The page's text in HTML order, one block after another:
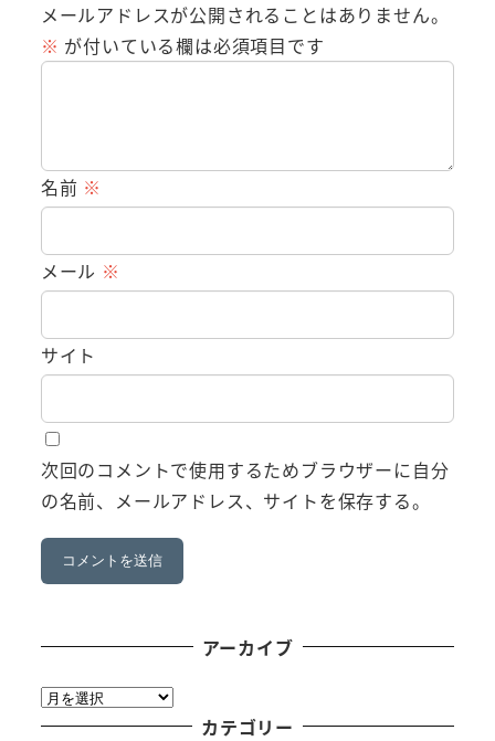
メールアドレスが公開されることはありません。
※ が付いている欄は必須項目です
名前 ※
メール ※
サイト
次回のコメントで使用するためブラウザーに自分
の名前、メールアドレス、サイトを保存する。
アーカイブ
ア
ー
カテゴリー